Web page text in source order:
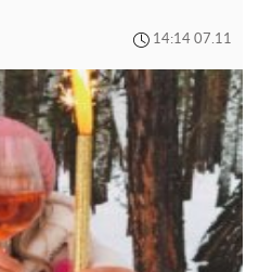
14:14 07.11